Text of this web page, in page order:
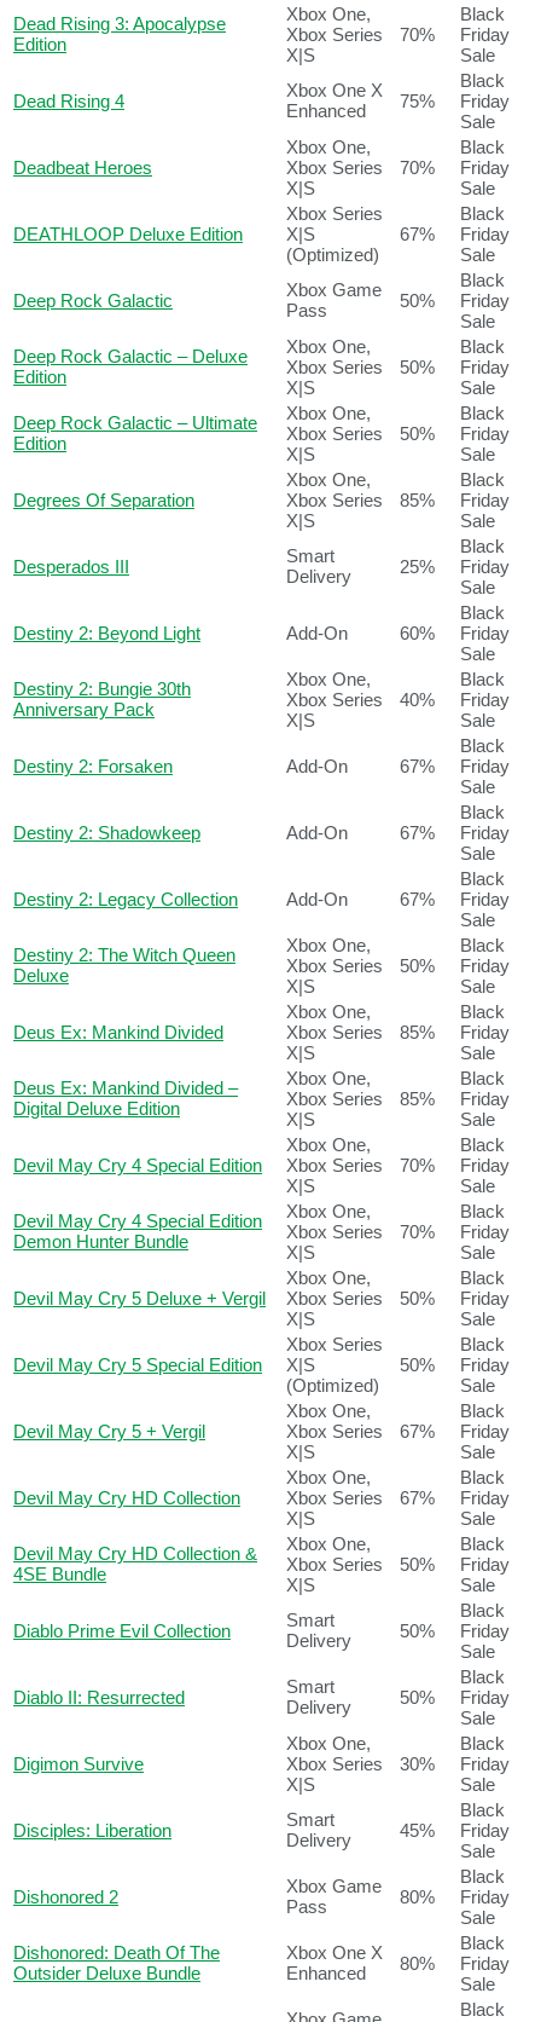
Dead Rising 3: Apocalypse
Edition
Xbox One,
Xbox Series
X|S
70%
Black
Friday
Sale
Dead Rising 4
Xbox One X
Enhanced
75%
Black
Friday
Sale
Deadbeat Heroes
Xbox One,
Xbox Series
X|S
70%
Black
Friday
Sale
DEATHLOOP Deluxe Edition
Xbox Series
X|S
(Optimized)
67%
Black
Friday
Sale
Deep Rock Galactic
Xbox Game
Pass
50%
Black
Friday
Sale
Deep Rock Galactic – Deluxe
Edition
Xbox One,
Xbox Series
X|S
50%
Black
Friday
Sale
Deep Rock Galactic – Ultimate
Edition
Xbox One,
Xbox Series
X|S
50%
Black
Friday
Sale
Degrees Of Separation
Xbox One,
Xbox Series
X|S
85%
Black
Friday
Sale
Desperados III
Smart
Delivery
25%
Black
Friday
Sale
Destiny 2: Beyond Light Add-On 60%
Black
Friday
Sale
Destiny 2: Bungie 30th
Anniversary Pack
Xbox One,
Xbox Series
X|S
40%
Black
Friday
Sale
Destiny 2: Forsaken Add-On 67%
Black
Friday
Sale
Destiny 2: Shadowkeep Add-On 67%
Black
Friday
Sale
Destiny 2: Legacy Collection Add-On 67%
Black
Friday
Sale
Destiny 2: The Witch Queen
Deluxe
Xbox One,
Xbox Series
X|S
50%
Black
Friday
Sale
Deus Ex: Mankind Divided
Xbox One,
Xbox Series
X|S
85%
Black
Friday
Sale
Deus Ex: Mankind Divided –
Digital Deluxe Edition
Xbox One,
Xbox Series
X|S
85%
Black
Friday
Sale
Devil May Cry 4 Special Edition
Xbox One,
Xbox Series
X|S
70%
Black
Friday
Sale
Devil May Cry 4 Special Edition
Demon Hunter Bundle
Xbox One,
Xbox Series
X|S
70%
Black
Friday
Sale
Devil May Cry 5 Deluxe + Vergil
Xbox One,
Xbox Series
X|S
50%
Black
Friday
Sale
Devil May Cry 5 Special Edition
Xbox Series
X|S
(Optimized)
50%
Black
Friday
Sale
Devil May Cry 5 + Vergil
Xbox One,
Xbox Series
X|S
67%
Black
Friday
Sale
Devil May Cry HD Collection
Xbox One,
Xbox Series
X|S
67%
Black
Friday
Sale
Devil May Cry HD Collection &
4SE Bundle
Xbox One,
Xbox Series
X|S
50%
Black
Friday
Sale
Diablo Prime Evil Collection
Smart
Delivery
50%
Black
Friday
Sale
Diablo II: Resurrected
Smart
Delivery
50%
Black
Friday
Sale
Digimon Survive
Xbox One,
Xbox Series
X|S
30%
Black
Friday
Sale
Disciples: Liberation
Smart
Delivery
45%
Black
Friday
Sale
Dishonored 2
Xbox Game
Pass
80%
Black
Friday
Sale
Dishonored: Death Of The
Outsider Deluxe Bundle
Xbox One X
Enhanced
80%
Black
Friday
Sale
Black